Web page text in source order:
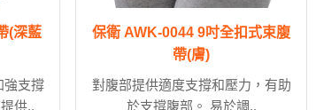
(深藍
強支撐
供..
保衛 AWK-0044 9吋全扣式束腹
帶(膚)
對腹部提供適度支撐和壓力，有助
於支撐腹部。 易於調..